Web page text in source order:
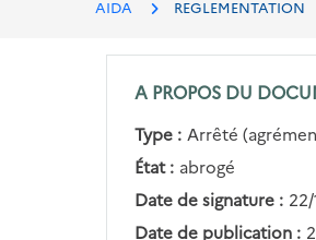
AIDA REGLEMENTATION
A PROPOS DU
Type : Arrêté
État : abrogé
Date de signature :
Date de publication :